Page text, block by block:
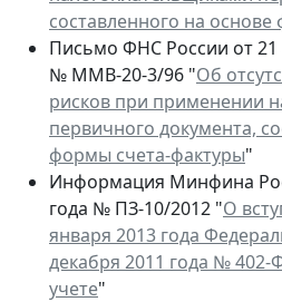
составленного на
Письмо ФНС России от 21
№ ММВ-20-3/96 "Об
рисков при применении
первичного документа,
формы счета-фактуры"
Информация Минфина
года № ПЗ-10/2012 "О
января 2013 года
декабря 2011 года № 402-
учете"